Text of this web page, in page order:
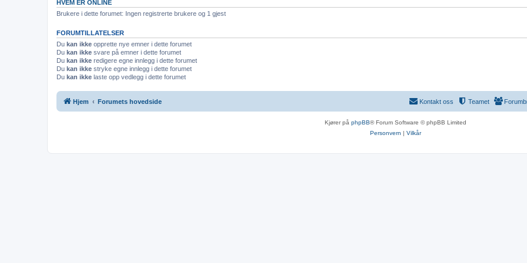
HVEM ER ONLINE
Brukere i dette forumet: Ingen registrerte brukere og 1 gjest
FORUMTILLATELSER
Du kan ikke opprette nye emner i dette forumet
Du kan ikke svare på emner i dette forumet
Du kan ikke redigere egne innlegg i dette forumet
Du kan ikke stryke egne innlegg i dette forumet
Du kan ikke laste opp vedlegg i dette forumet
Hjem Forumets hovedside Teamet
Kontakt oss
Kjører på phpBB® Forum Software © phpBB Limited
Personvern | Vilkår